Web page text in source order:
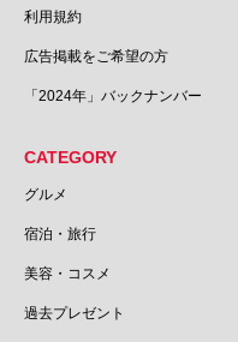
利用規約
広告掲載をご希望の方
「2024年」バックナンバー
CATEGORY
グルメ
宿泊・旅行
美容・コスメ
過去プレゼント